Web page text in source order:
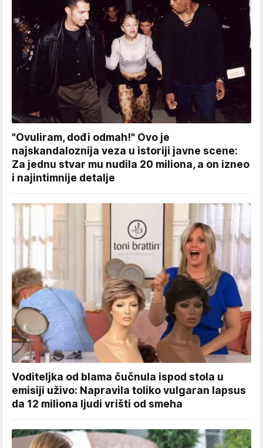
"Ovuliram, dođi odmah!" Ovo je
najskandaloznija veza u istoriji javne scene:
Za jednu stvar mu nudila 20 miliona, a on izneo
i najintimnije detalje
Voditeljka od blama čučnula ispod stola u
emisiji uživo: Napravila toliko vulgaran lapsus
da 12 miliona ljudi vrišti od smeha